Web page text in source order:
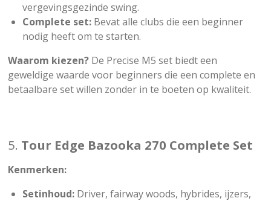
vergevingsgezinde swing.
Complete set:Bevat alle clubs die een beginner
nodig heeft om te starten.
Waarom kiezen?De Precise M5 set biedt een
geweldige waarde voor beginners die een complete en
betaalbare set willen zonder in te boeten op kwaliteit.
5. Tour Edge Bazooka 270 Complete Set
Kenmerken:
Setinhoud:Driver, fairway woods, hybrides, ijzers,